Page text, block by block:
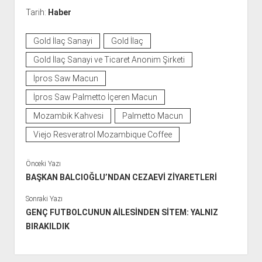
Tarih: Haber
Gold İlaç Sanayi
Gold İlaç
Gold İlaç Sanayi ve Ticaret Anonim Şirketi
İpros Saw Macun
İpros Saw Palmetto İçeren Macun
Mozambik Kahvesi
Palmetto Macun
Viejo Resveratrol Mozambique Coffee
Önceki Yazı
BAŞKAN BALCIOĞLU’NDAN CEZAEVİ ZİYARETLERİ
Sonraki Yazı
GENÇ FUTBOLCUNUN AİLESİNDEN SİTEM: YALNIZ
BIRAKILDIK